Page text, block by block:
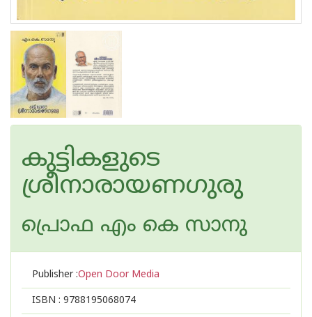
കുട്ടികളുടെ
ശ്രീനാരായണഗുരു
പ്രൊഫ എം കെ സാനു
Publisher :Open Door Media
ISBN : 9788195068074